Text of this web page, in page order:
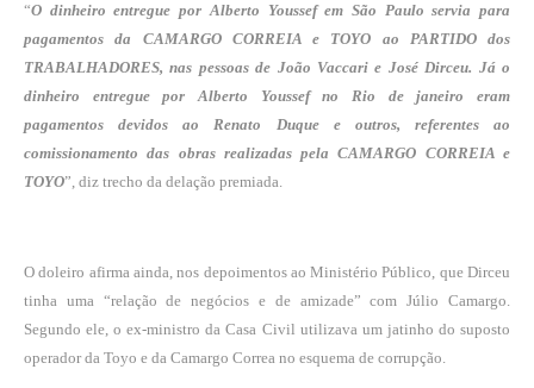
“O dinheiro entregue por Alberto Youssef em São Paulo servia para
pagamentos da CAMARGO CORREIA e TOYO ao PARTIDO dos
TRABALHADORES, nas pessoas de João Vaccari e José Dirceu. Já o
dinheiro entregue por Alberto Youssef no Rio de janeiro eram
pagamentos devidos ao Renato Duque e outros, referentes ao
comissionamento das obras realizadas pela CAMARGO CORREIA e
TOYO”, diz trecho da delação premiada.
O doleiro afirma ainda, nos depoimentos ao Ministério Público, que Dirceu
tinha uma “relação de negócios e de amizade” com Júlio Camargo.
Segundo ele, o ex-ministro da Casa Civil utilizava um jatinho do suposto
operador da Toyo e da Camargo Correa no esquema de corrupção.